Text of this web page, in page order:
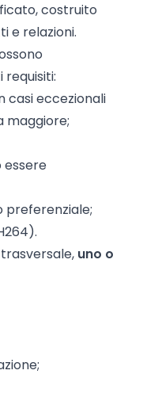
costruito
e relazioni.
casi eccezionali
maggiore;
essere
preferenziale;
uno o